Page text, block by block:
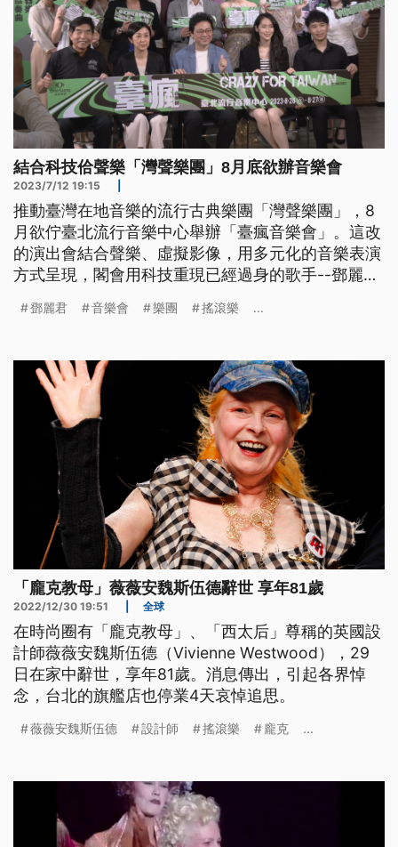
結合科技佮聲樂「灣聲樂團」8月底欲辦音樂會
2023/7/12 19:15
推動臺灣在地音樂的流行古典樂團「灣聲樂團」，8
月欲佇臺北流行音樂中心舉辦「臺瘋音樂會」。這改
的演出會結合聲樂、虛擬影像，用多元化的音樂表演
方式呈現，閣會用科技重現已經過身的歌手--鄧麗
題、導言、內文皆為臺語文。）
鄧麗君 音樂會 樂團 搖滾樂 ...
「龐克教母」薇薇安魏斯伍德辭世 享年81歲
2022/12/30 19:51 全球
在時尚圈有「龐克教母」、「西太后」尊稱的英國設
計師薇薇安魏斯伍德（Vivienne Westwood），29
日在家中辭世，享年81歲。消息傳出，引起各界悼
念，台北的旗艦店也停業4天哀悼追思。
薇薇安魏斯伍德 設計師 搖滾樂 龐克 ...